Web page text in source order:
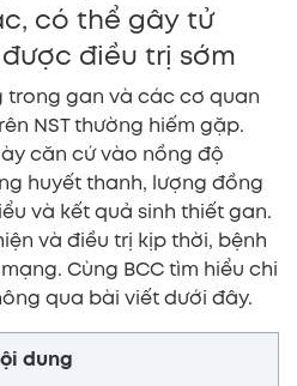
có thể gây tử
điều trị sớm
trong gan và các cơ quan
NST thường hiếm gặp.
căn cứ vào nồng độ
huyết thanh, lượng đồng
và kết quả sinh thiết gan.
và điều trị kịp thời, bệnh
Cùng BCC tìm hiểu chi
qua bài viết dưới đây.
dung